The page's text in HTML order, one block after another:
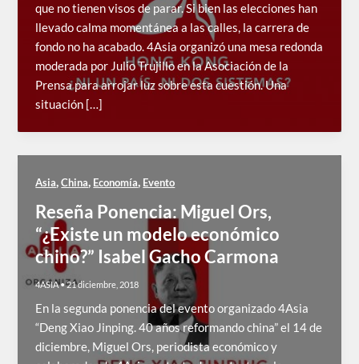
que no tienen visos de parar. Si bien las elecciones han
llevado calma momentánea a las calles, la carrera de
fondo no ha acabado. 4Asia organizó una mesa redonda
moderada por Julio Trujillo en la Asociación de la
Prensa para arrojar luz sobre esta cuestión. Una
situación […]
Asia,China, Economía, Evento
Reseña Ponencia: Miguel Ors,
“¿Existe un modelo económico
chino?” Isabel Gacho Carmona
4ASIA•21 diciembre, 2018
En la segunda ponencia del evento organizado 4Asia
“Deng Xiao Jinping. 40 años reformando china” el 14 de
diciembre, Miguel Ors, periodista económico y